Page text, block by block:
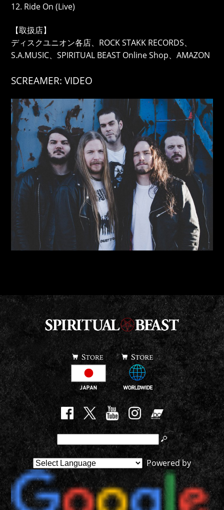
12. Ride On (Live)
【取扱店】
ディスクユニオン各店、ROCK STAKK RECORDS、
S.A.MUSIC、SPIRITUAL BEAST Online Shop、AMAZON
SCREAMER: VIDEO
Powered by